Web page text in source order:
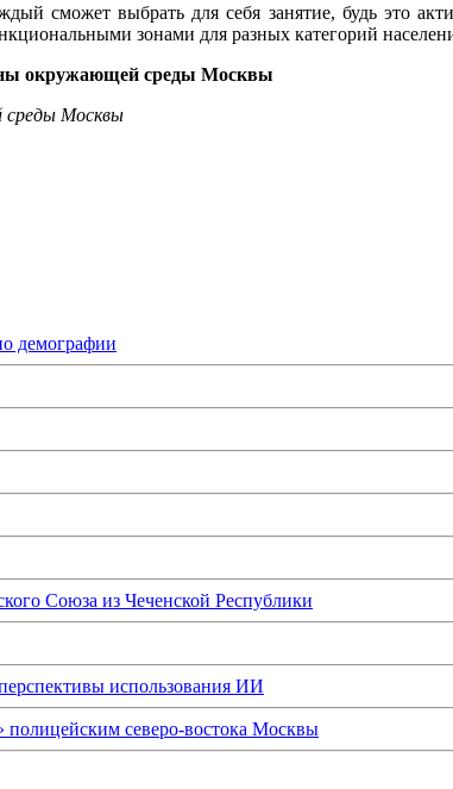
сможет выбрать для себя занятие, будь это
зонами для разных категорий
окружающей среды Москвы
среды Москвы
демографии
Союза из Чеченской Республики
использования ИИ
полицейским северо-востока Москвы